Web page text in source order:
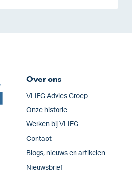
Over ons
VLIEG Advies Groep
Onze historie
Werken bij VLIEG
Contact
Blogs, nieuws en artikelen
Nieuwsbrief